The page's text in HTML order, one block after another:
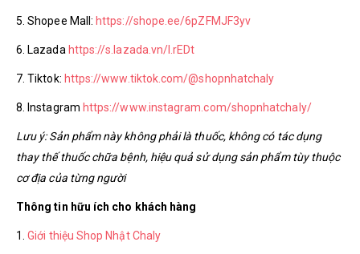
5. Shopee Mall: https://shope.ee/6pZFMJF3yv
6. Lazada https://s.lazada.vn/l.rEDt
7. Tiktok: https://www.tiktok.com/@shopnhatchaly
8. Instagram https://www.instagram.com/shopnhatchaly/
Lưu ý: Sản phẩm này không phải là thuốc, không có tác dụng
thay thế thuốc chữa bệnh, hiệu quả sử dụng sản phẩm tùy thuộc
cơ địa của từng người
Thông tin hữu ích cho khách hàng
1.Giới thiệu Shop Nhật Chaly